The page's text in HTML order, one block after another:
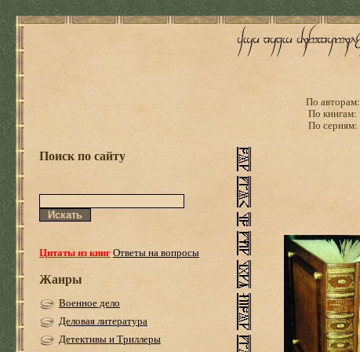
По авторам:
По книгам:
По сериям:
Поиск по сайту
Цитаты из книгОтветы на вопросы
Жанры
Военное дело
Деловая литература
Детективы и Триллеры